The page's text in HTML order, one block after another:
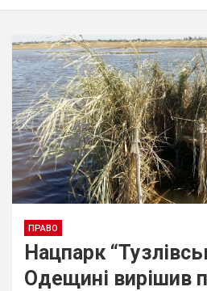
ПРАВО
Нацпарк
Одещині вирішив